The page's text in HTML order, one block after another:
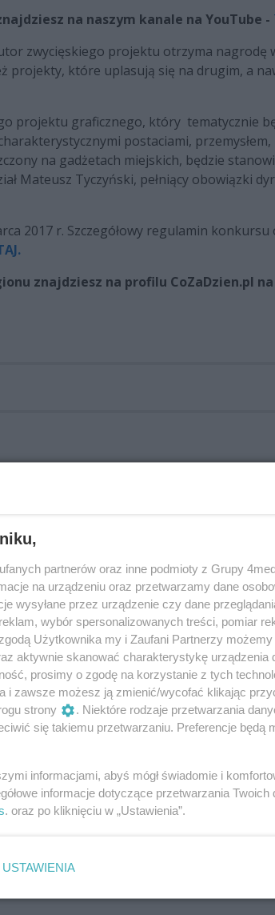
na naszym kanale na YouTube -
zwycięskiego projektu otrzyma nagrodę
projekty, które uplasują się na drugim, a
projektu graficznego, który tematycznie
postaciami, przemysłem,
na gadżetach miejskich, będzie
Mateusz Tyczyński, pełniący obowiązki
2017 r. Szczegółowy regulamin konkursu
znajdziesz na profilu CoZaDzien.pl na
partnerów oraz inne podmioty z Grupy
na urządzeniu oraz przetwarzamy dane
wysyłane przez urządzenie czy dane
wybór spersonalizowanych treści, pomiar
Użytkownika my i Zaufani Partnerzy
aktywnie skanować charakterystykę urządzenia
prosimy o zgodę na korzystanie z tych
i zawsze możesz ją zmienić/wycofać klikając
strony
. Niektóre rodzaje przetwarzania
się takiemu przetwarzaniu. Preferencje będą
informacjami, abyś mógł świadomie i
informacje dotyczące przetwarzania
. oraz po kliknięciu w „Ustawienia”.
USTAWIENIA